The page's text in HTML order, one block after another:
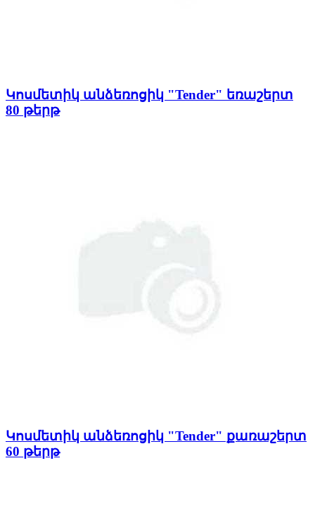
Կոսմետիկ անձեռոցիկ "Tender" եռաշերտ
80 թերթ
Կոսմետիկ անձեռոցիկ "Tender" քառաշերտ
60 թերթ